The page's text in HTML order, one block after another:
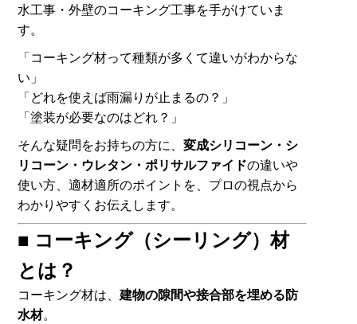
水工事・外壁のコーキング工事を手がけていま
す。
「コーキング材って種類が多くて違いがわからな
い」
「どれを使えば雨漏りが止まるの？」
「塗装が必要なのはどれ？」
そんな疑問をお持ちの方に、変成シリコーン・シ
リコーン・ウレタン・ポリサルファイドの違いや
使い方、適材適所のポイントを、プロの視点から
わかりやすくお伝えします。
■ コーキング（シーリング）材
とは？
コーキング材は、建物の隙間や接合部を埋める防
水材。